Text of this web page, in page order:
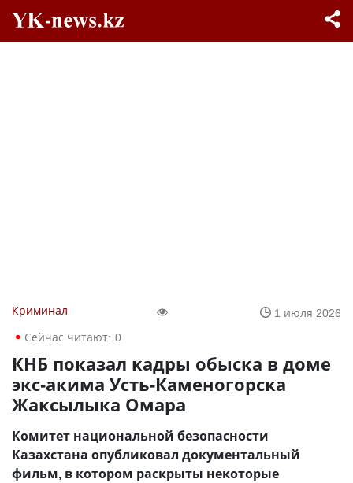
Криминал
1 июля 2026
Сейчас читают: 0
КНБ показал кадры обыска в доме
экс-акима Усть-Каменогорска
Жаксылыка Омара
Комитет национальной безопасности
Казахстана опубликовал документальный
фильм, в котором раскрыты некоторые